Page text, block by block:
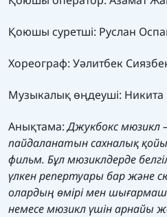
Қоюшы суретші: Руслан
Хореограф: Уәлитбек
Музыкалық өңдеуші: Никита
Анықтама:Джукбокс мюзикл
пайдаланатын сахналық
фильм. Бұл мюзиклдерде
үлкен репертуары бар және
олардың өмірі мен
немесе мюзикл үшін арнайы